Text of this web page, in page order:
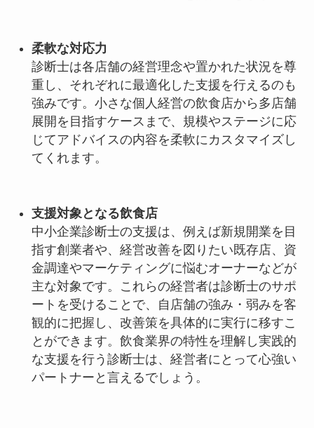
柔軟な対応力
診断士は各店舗の経営理念や置かれた状況を尊
重し、それぞれに最適化した支援を行えるのも
強みです。小さな個人経営の飲食店から多店舗
展開を目指すケースまで、規模やステージに応
じてアドバイスの内容を柔軟にカスタマイズし
てくれます。
支援対象となる飲食店
中小企業診断士の支援は、例えば新規開業を目
指す創業者や、経営改善を図りたい既存店、資
金調達やマーケティングに悩むオーナーなどが
主な対象です。これらの経営者は診断士のサポ
ートを受けることで、自店舗の強み・弱みを客
観的に把握し、改善策を具体的に実行に移すこ
とができます。飲食業界の特性を理解し実践的
な支援を行う診断士は、経営者にとって心強い
パートナーと言えるでしょう。